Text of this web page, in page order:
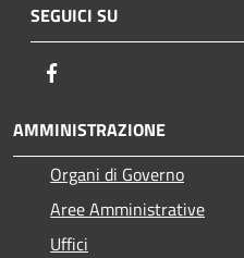
SEGUICI SU
AMMINISTRAZIONE
Organi di Governo
Aree Amministrative
Uffici